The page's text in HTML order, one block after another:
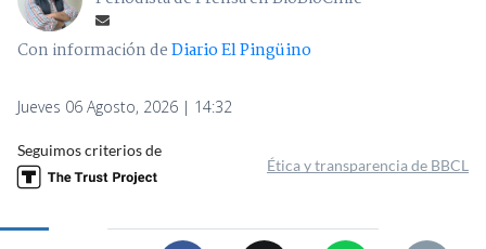
Con información deDiario El Pingüino
Jueves 06 Agosto, 2026 | 14:32
Seguimos criterios de
Ética y transparencia de BBCL